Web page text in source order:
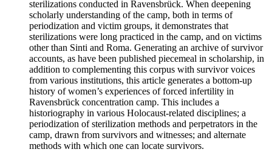
sterilizations conducted in Ravensbrück. When deepening
scholarly understanding of the camp, both in terms of
periodization and victim groups, it demonstrates that
sterilizations were long practiced in the camp, and on victims
other than Sinti and Roma. Generating an archive of survivor
accounts, as have been published piecemeal in scholarship, in
addition to complementing this corpus with survivor voices
from various institutions, this article generates a bottom-up
history of women’s experiences of forced infertility in
Ravensbrück concentration camp. This includes a
historiography in various Holocaust-related disciplines; a
periodization of sterilization methods and perpetrators in the
camp, drawn from survivors and witnesses; and alternate
methods with which one can locate survivors.